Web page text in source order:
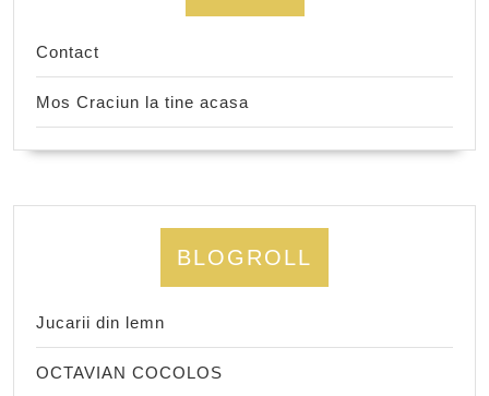
Contact
Mos Craciun la tine acasa
BLOGROLL
Jucarii din lemn
OCTAVIAN COCOLOS